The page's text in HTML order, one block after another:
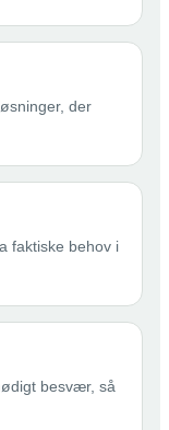
der
faktiske behov i
besvær, så